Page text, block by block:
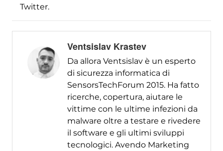
Twitter.
Ventsislav Krastev
Da allora Ventsislav è un esperto
di sicurezza informatica di
SensorsTechForum 2015. Ha fatto
ricerche, copertura, aiutare le
vittime con le ultime infezioni da
malware oltre a testare e rivedere
il software e gli ultimi sviluppi
tecnologici. Avendo Marketing